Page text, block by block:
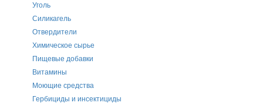
Уголь
Силикагель
Отвердители
Химическое сырье
Пищевые добавки
Витамины
Моющие средства
Гербициды и инсектициды